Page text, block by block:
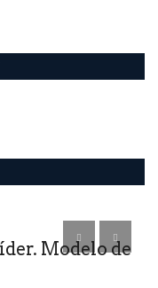
Modelo de